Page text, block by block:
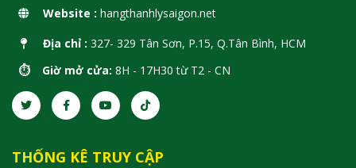
Website : hangthanhlysaigon.net
Địa chỉ : 327- 329 Tân Sơn, P.15, Q.Tân Bình, HCM
⏱️ Giờ mở cửa: 8H - 17H30 từ T2 - CN
THỐNG KÊ TRUY CẬP